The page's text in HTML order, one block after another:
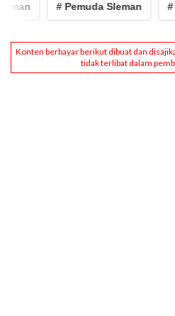
# Pemuda Sleman #